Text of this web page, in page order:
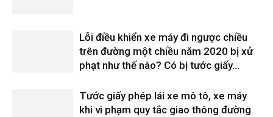
Lỗi điều khiển xe máy đi ngược chiều
trên đường một chiều năm 2020 bị xử
phạt như thế nào? Có bị tước giấy...
Tước giấy phép lái xe mô tô, xe máy
khi vi phạm quy tắc giao thông đường